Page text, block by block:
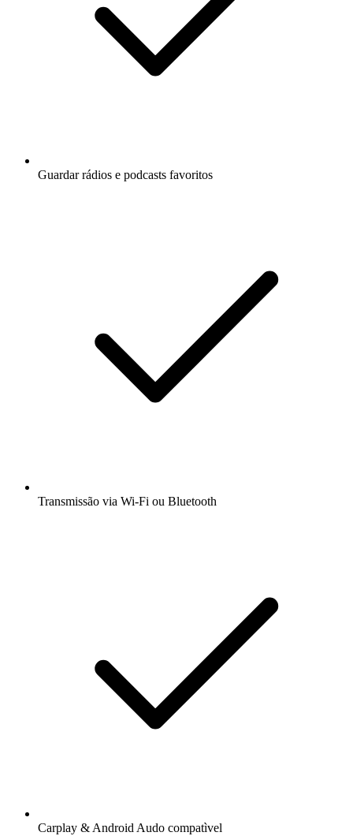
Guardar rádios e podcasts favoritos
Transmissão via Wi-Fi ou Bluetooth
Carplay & Android Audo compatìvel